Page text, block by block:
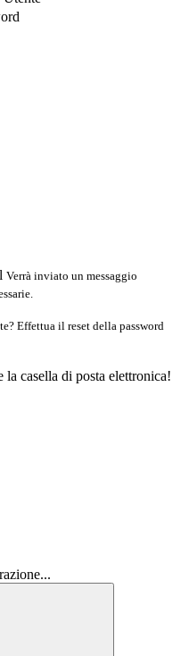
Verrà inviato un messaggio
Effettua il reset della password
casella di posta elettronica!